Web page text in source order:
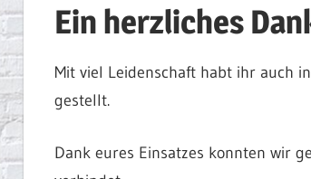
Ein herzliches
Mit viel Leidenschaft habt ihr auch
gestellt.
Dank eures Einsatzes konnten wir